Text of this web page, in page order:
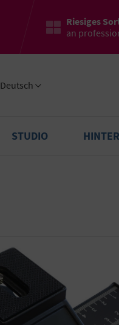
Riesiges
an
Deutsch
STUDIO